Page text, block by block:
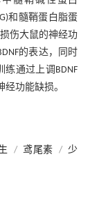
和髓鞘蛋白脂蛋
伤大鼠的神经功
的表达，同时
练通过上调BDNF
功能缺损。
/ 鸢尾素 / 少